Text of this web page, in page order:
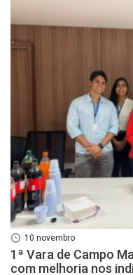
10 novembro
1ª Vara de Campo
com melhoria nos